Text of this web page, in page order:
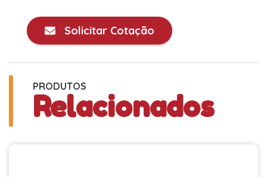
Solicitar Cotação
PRODUTOS
Relacionados